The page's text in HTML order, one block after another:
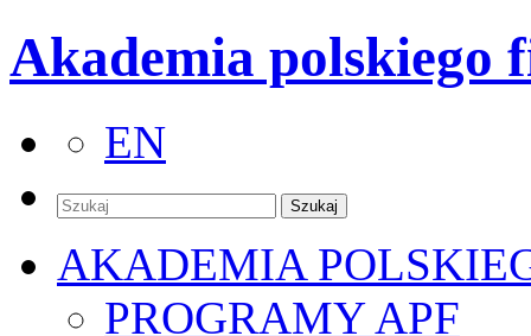
Akademia polskiego
EN
AKADEMIA
PROGRAMY APF